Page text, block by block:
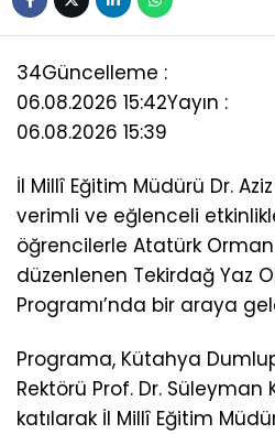
34Güncelleme :
06.08.2026 15:42Yayın :
06.08.2026 15:39
İl Millî Eğitim Müdürü Dr.
verimli ve eğlenceli
öğrencilerle Atatürk
düzenlenen Tekirdağ Yaz
Programı’nda bir araya
Programa, Kütahya
Rektörü Prof. Dr. Süleyman
katılarak İl Millî Eğitim